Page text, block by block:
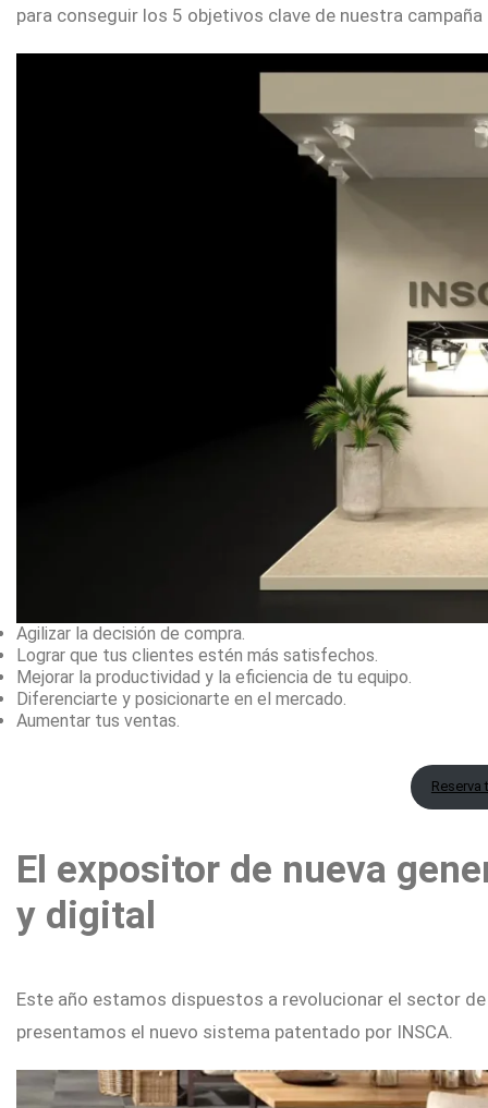
para conseguir los 5 objetivos clave de nuestra campaña
Agilizar la decisión de compra.
Lograr que tus clientes estén más satisfechos.
Mejorar la productividad y la eficiencia de tu equipo.
Diferenciarte y posicionarte en el mercado.
Aumentar tus ventas.
Reserva
El expositor de nueva
y digital
Este año estamos dispuestos a revolucionar el sector
presentamos el nuevo sistema patentado por INSCA.